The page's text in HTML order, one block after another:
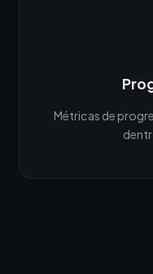
Métricas de